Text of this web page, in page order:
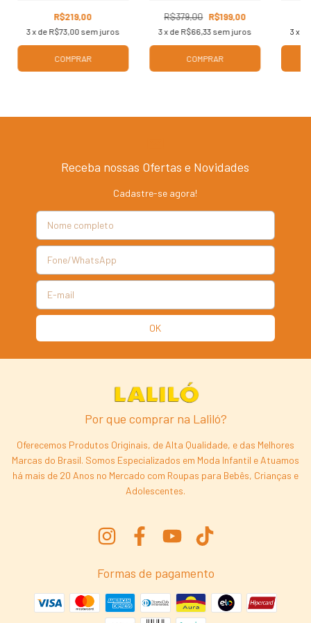
R$219,00
3x de R$73,00 sem juros
COMPRAR
R$379,00 R$199,00
3x de R$66,33 sem juros
COMPRAR
3 x
Receba nossas Ofertas e Novidades
Cadastre-se agora!
Por que comprar na Laliló?
Oferecemos Produtos Originais, de Alta Qualidade, e das Melhores
Marcas do Brasil. Somos Especializados em Moda Infantil e Atuamos
há mais de 20 Anos no Mercado com Roupas para Bebês, Crianças e
Adolescentes.
Formas de pagamento